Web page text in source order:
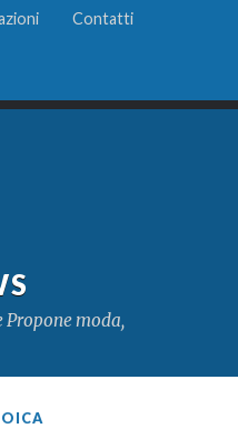
Contatti
Propone moda,